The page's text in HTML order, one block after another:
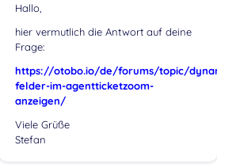
Hallo,
hier vermutlich die Antwort auf deine
Frage:
https://otobo.io/de/forums/topic/
felder-im-agentticketzoom-
anzeigen/
Viele Grüße
Stefan